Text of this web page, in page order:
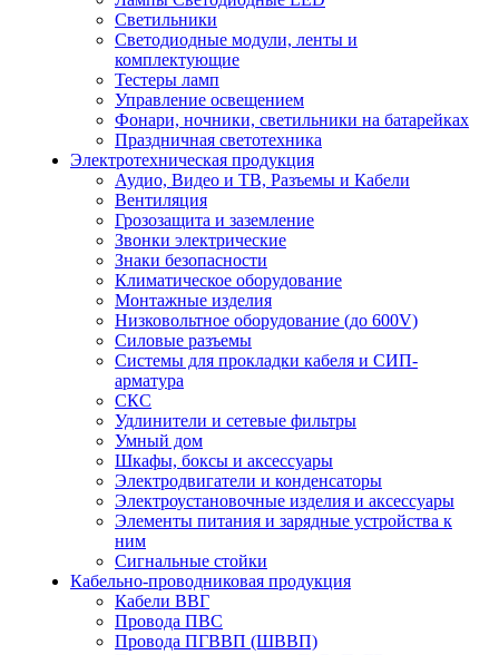
Светильники
Светодиодные модули, ленты и
комплектующие
Тестеры ламп
Управление освещением
Фонари, ночники, светильники на батарейках
Праздничная светотехника
Электротехническая продукция
Аудио, Видео и ТВ, Разъемы и Кабели
Вентиляция
Грозозащита и заземление
Звонки электрические
Знаки безопасности
Климатическое оборудование
Монтажные изделия
Низковольтное оборудование (до 600V)
Силовые разъемы
Системы для прокладки кабеля и СИП-
арматура
СКС
Удлинители и сетевые фильтры
Умный дом
Шкафы, боксы и аксессуары
Электродвигатели и конденсаторы
Электроустановочные изделия и аксессуары
Элементы питания и зарядные устройства к
ним
Сигнальные стойки
Кабельно-проводниковая продукция
Кабели ВВГ
Провода ПВС
Провода ПГВВП (ШВВП)